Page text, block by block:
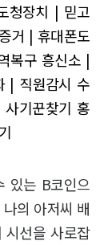
청장치 | 믿고
거 | 휴대폰도
복구 흥신소 |
| 직원감시 수
기꾼찾기 홍
있는 B코인으
의 아저씨 배
시선을 사로잡